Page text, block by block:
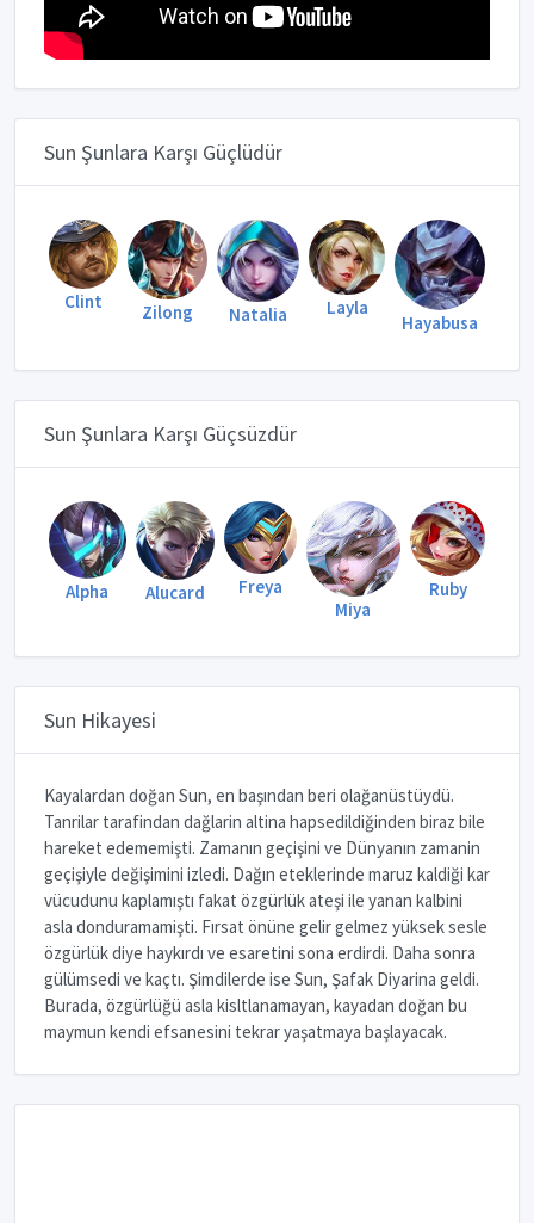
Sun Şunlara Karşı Güçlüdür
Clint Zilong Natalia Layla
Hayabusa
Sun Şunlara Karşı Güçsüzdür
Alpha Alucard
Freya
Miya
Ruby
Sun Hikayesi
Kayalardan doğan Sun, en başından beri olağanüstüydü.
Tanrilar tarafindan dağlarin altina hapsedildiğinden biraz bile
hareket edememişti. Zamanın geçişini ve Dünyanın zamanin
geçişiyle değişimini izledi. Dağın eteklerinde maruz kaldiği kar
vücudunu kaplamıştı fakat özgürlük ateşi ile yanan kalbini
asla donduramamişti. Fırsat önüne gelir gelmez yüksek sesle
özgürlük diye haykırdı ve esaretini sona erdirdi. Daha sonra
gülümsedi ve kaçtı. Şimdilerde ise Sun, Şafak Diyarina geldi.
Burada, özgürlüğü asla kisltlanamayan, kayadan doğan bu
maymun kendi efsanesini tekrar yaşatmaya başlayacak.